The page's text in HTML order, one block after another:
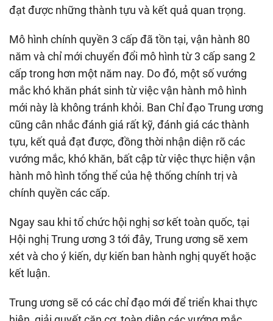
đạt được những thành tựu và kết quả quan trọng.
Mô hình chính quyền 3 cấp đã tồn tại, vận hành 80
năm và chỉ mới chuyển đổi mô hình từ 3 cấp sang 2
cấp trong hơn một năm nay. Do đó, một số vướng
mắc khó khăn phát sinh từ việc vận hành mô hình
mới này là không tránh khỏi. Ban Chỉ đạo Trung ương
cũng cân nhắc đánh giá rất kỹ, đánh giá các thành
tựu, kết quả đạt được, đồng thời nhận diện rõ các
vướng mắc, khó khăn, bất cập từ việc thực hiện vận
hành mô hình tổng thể của hệ thống chính trị và
chính quyền các cấp.
Ngay sau khi tổ chức hội nghị sơ kết toàn quốc, tại
Hội nghị Trung ương 3 tới đây, Trung ương sẽ xem
xét và cho ý kiến, dự kiến ban hành nghị quyết hoặc
kết luận.
Trung ương sẽ có các chỉ đạo mới để triển khai thực